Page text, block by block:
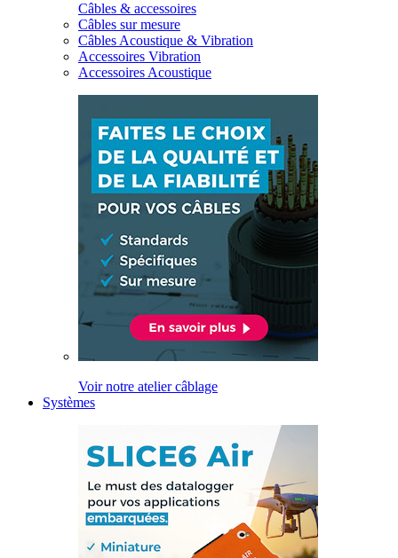
Câbles & accessoires
Câbles sur mesure
Câbles Acoustique & Vibration
Accessoires Vibration
Accessoires Acoustique
Voir notre atelier câblage
Systèmes